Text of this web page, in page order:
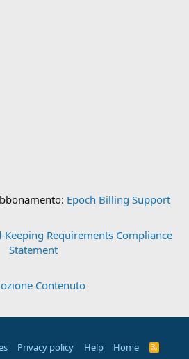
Epoch Billing Support
Keeping Requirements Compliance
Statement
Contenuto
Privacy policy Help Home
R